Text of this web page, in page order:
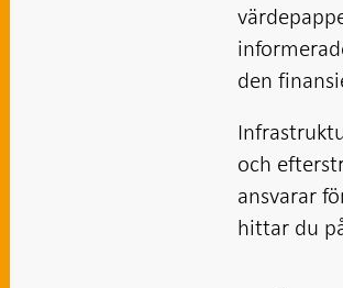
den
och
ansvarar
hittar du